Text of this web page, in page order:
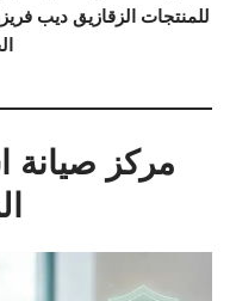
للمنتجات الزقازيق ديب
مركز صيانة